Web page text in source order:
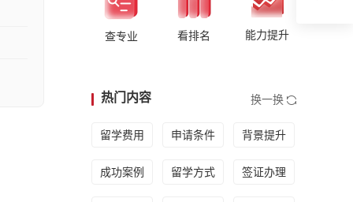
查专业 看排名 能力提升
热门内容 换一换
留学费用 申请条件 背景提升
成功案例 留学方式 签证办理